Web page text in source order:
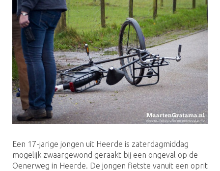
Een 17-jarige jongen uit Heerde is zaterdagmiddag
mogelijk zwaargewond geraakt bij een ongeval op de
Oenerweg in Heerde. De jongen fietste vanuit een oprit